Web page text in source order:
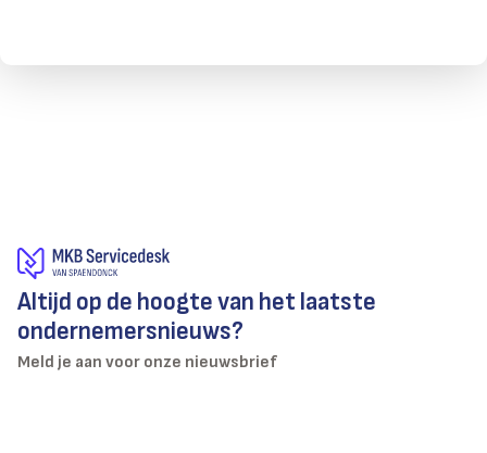
Altijd op de hoogte van het laatste
ondernemersnieuws?
Meld je aan voor onze nieuwsbrief